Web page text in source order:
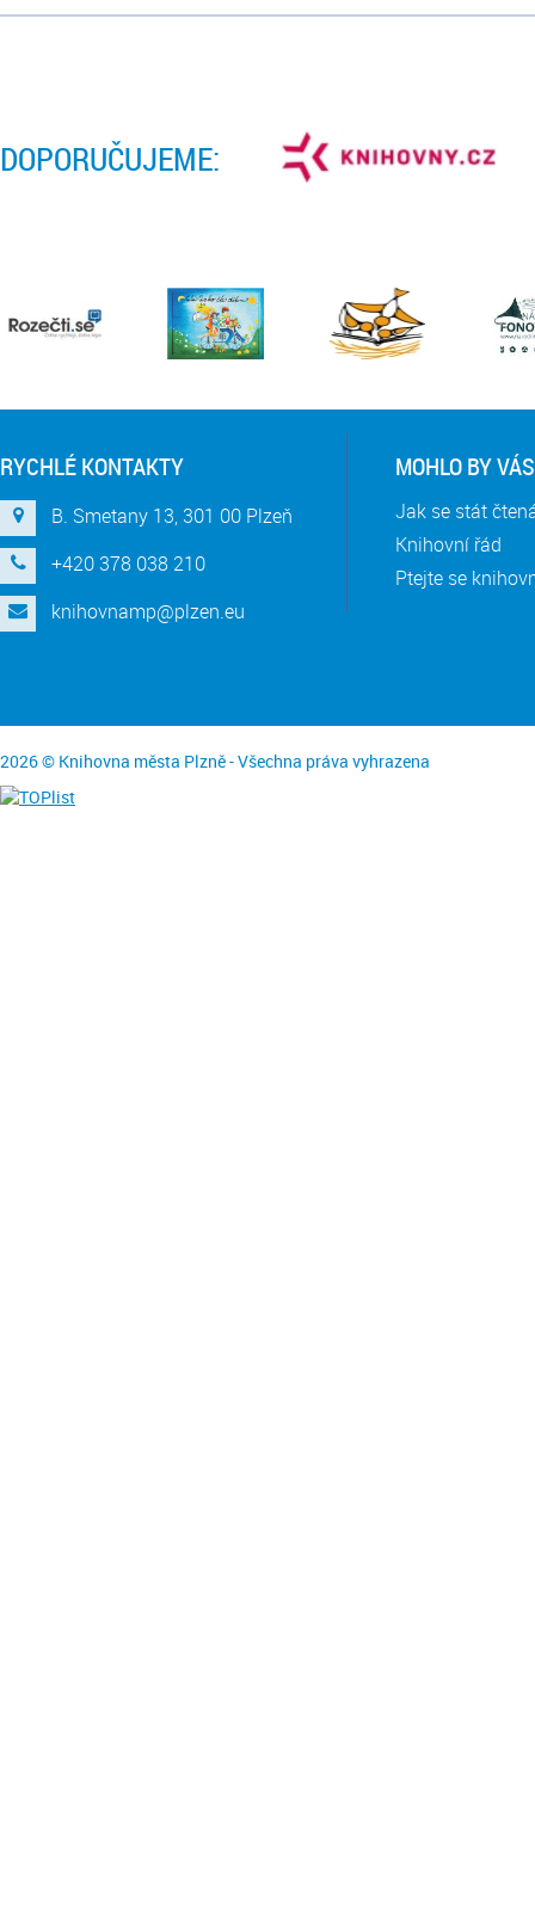
DOPORUČUJEME:
RYCHLÉ KONTAKTY
B. Smetany 13, 301 00 Plzeň
+420 378 038 210
knihovnamp@plzen.eu
MOHLO BY
Jak se stát
Knihovní řád
Ptejte se
2026 © Knihovna města Plzně - Všechna práva vyhrazena